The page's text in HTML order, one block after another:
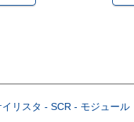
イリスタ - SCR - モジュール